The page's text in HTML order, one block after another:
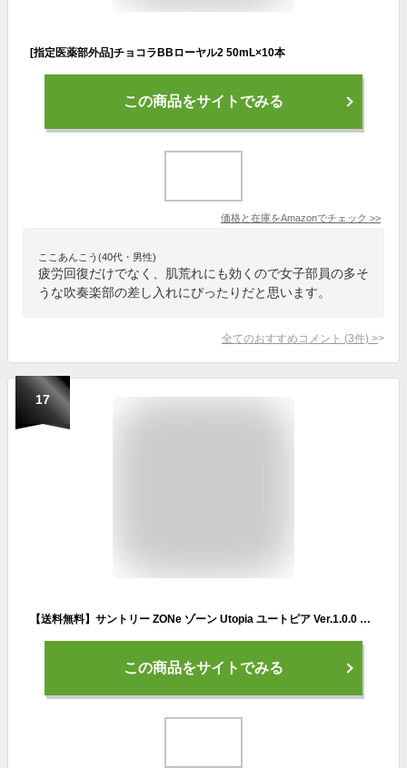
[指定医薬部外品]チョコラBBローヤル2 50mL×10本
この商品をサイトでみる
価格と在庫をAmazonでチェック >>
ここあんこう(40代・男性)
疲労回復だけでなく、肌荒れにも効くので女子部員の多そ
うな吹奏楽部の差し入れにぴったりだと思います。
全てのおすすめコメント (3件) >
17
【送料無料】サントリー ZONe ゾーン Utopia ユートピア Ver.1.0.0 エナジードリンク 500ml×24本
この商品をサイトでみる